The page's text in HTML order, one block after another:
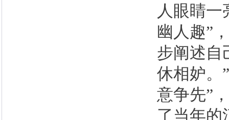
人眼睛一
幽人趣”
步阐述自
休相妒。
意争先”
了当年的